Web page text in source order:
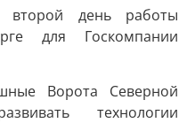
второй день работы
для Госкомпании
Ворота Северной
технологии